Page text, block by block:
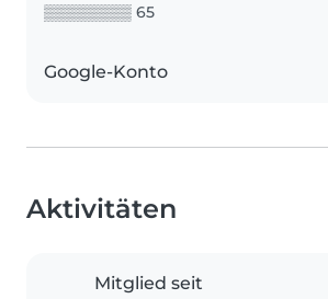
▒▒▒▒▒▒▒▒ 65
Google-Konto
Aktivitäten
Mitglied seit